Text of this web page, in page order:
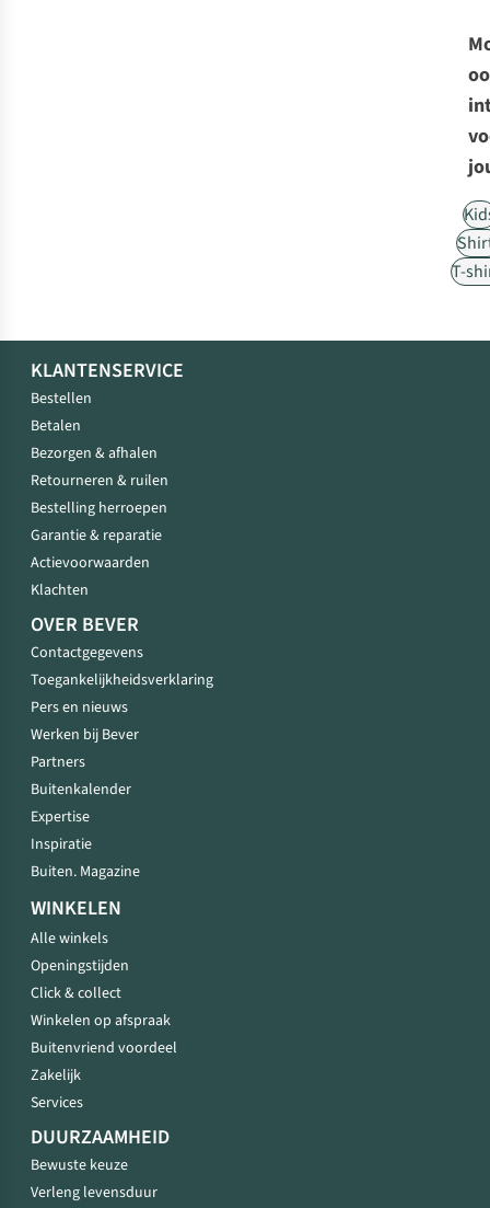
T-
KLANTENSERVICE
Bestellen
Betalen
Bezorgen & afhalen
Retourneren & ruilen
Bestelling herroepen
Garantie & reparatie
Actievoorwaarden
Klachten
OVER BEVER
Contactgegevens
Toegankelijkheidsverklaring
Pers en nieuws
Werken bij Bever
Partners
Buitenkalender
Expertise
Inspiratie
Buiten. Magazine
WINKELEN
Alle winkels
Openingstijden
Click & collect
Winkelen op afspraak
Buitenvriend voordeel
Zakelijk
Services
DUURZAAMHEID
Bewuste keuze
Verleng levensduur